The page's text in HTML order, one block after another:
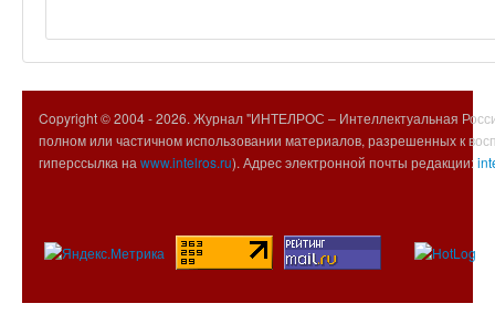
Copyright © 2004 -2026. Журнал "ИНТЕЛРОС – Интеллектуальная
полном или частичном использовании материалов, разрешенных к
гиперссылка на www.intelros.ru). Адрес электронной почты редакции: